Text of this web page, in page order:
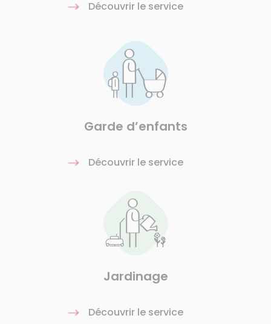
Découvrir le service
Garde d’enfants
Découvrir le service
Jardinage
Découvrir le service